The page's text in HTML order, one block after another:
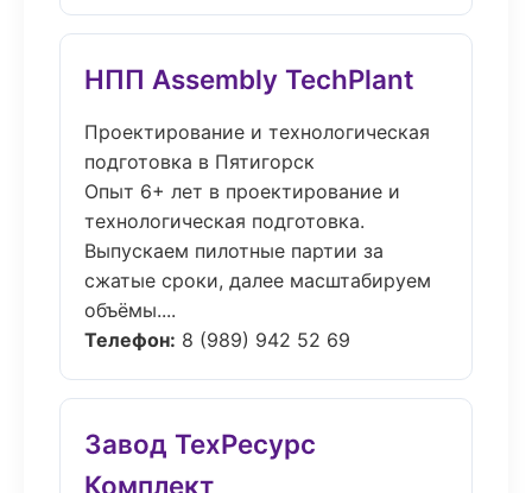
НПП Assembly TechPlant
Проектирование и технологическая
подготовка в Пятигорск
Опыт 6+ лет в проектирование и
технологическая подготовка.
Выпускаем пилотные партии за
сжатые сроки, далее масштабируем
объёмы....
Телефон: 8 (989) 942 52 69
Завод ТехРесурс
Комплект